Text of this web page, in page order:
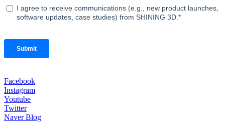
Facebook
Instagram
Youtube
Twitter
Naver Blog